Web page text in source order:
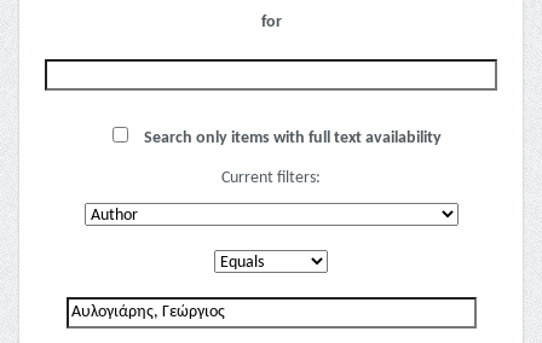
for
Search only items with full text availability
Current filters: